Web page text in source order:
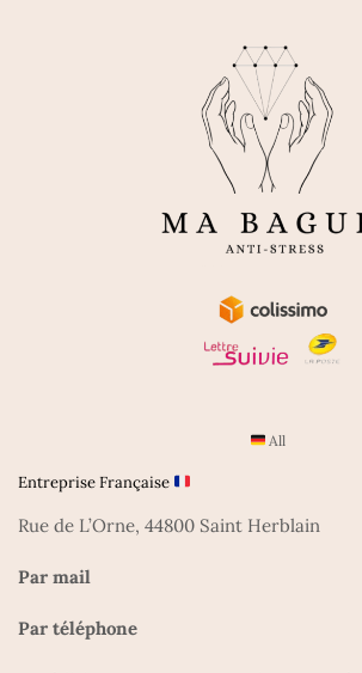
All
Entreprise Française
Rue de L’Orne, 44800 Saint Herblain
Par mail
Par téléphone